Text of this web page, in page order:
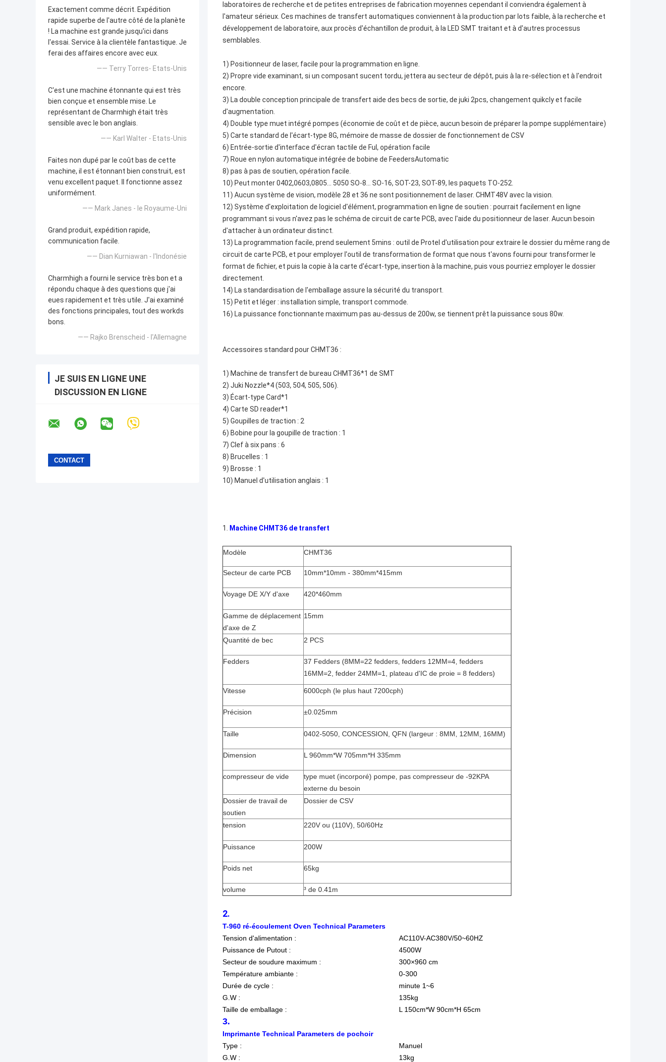
Exactement comme décrit. Expédition
rapide superbe de l'autre côté de la planète
! La machine est grande jusqu'ici dans
l'essai. Service à la clientèle fantastique. Je
ferai des affaires encore avec eux.
—— Terry Torres- Etats-Unis
C'est une machine étonnante qui est très
bien conçue et ensemble mise. Le
représentant de Charmhigh était très
sensible avec le bon anglais.
—— Karl Walter - Etats-Unis
Faites non dupé par le coût bas de cette
machine, il est étonnant bien construit, est
venu excellent paquet. Il fonctionne assez
uniformément.
—— Mark Janes - le Royaume-Uni
Grand produit, expédition rapide,
communication facile.
—— Dian Kurniawan - l'Indonésie
Charmhigh a fourni le service très bon et a
répondu chaque à des questions que j'ai
eues rapidement et très utile. J'ai examiné
des fonctions principales, tout des workds
bons.
—— Rajko Brenscheid - l'Allemagne
JE SUIS EN LIGNE UNE
DISCUSSION EN LIGNE
laboratoires de recherche et de petites entreprises de fabrication moyennes cependant il conviendra également à
l'amateur sérieux. Ces machines de transfert automatiques conviennent à la production par lots faible, à la recherche et
développement de laboratoire, aux procès d'échantillon de produit, à la LED SMT traitant et à d'autres processus
semblables.
1) Positionneur de laser, facile pour la programmation en ligne.
2) Propre vide examinant, si un composant sucent tordu, jettera au secteur de dépôt, puis à la re-sélection et à l'endroit
encore.
3) La double conception principale de transfert aide des becs de sortie, de juki 2pcs, changement quikcly et facile
d'augmentation.
4) Double type muet intégré pompes (économie de coût et de pièce, aucun besoin de préparer la pompe supplémentaire)
5) Carte standard de l'écart-type 8G, mémoire de masse de dossier de fonctionnement de CSV
6) Entrée-sortie d'interface d'écran tactile de Ful, opération facile
7) Roue en nylon automatique intégrée de bobine de FeedersAutomatic
8) pas à pas de soutien, opération facile.
10) Peut monter 0402,0603,0805… 5050 SO-8… SO-16, SOT-23, SOT-89, les paquets TO-252.
11) Aucun système de vision, modèle 28 et 36 ne sont positionnement de laser. CHMT48V avec la vision.
12) Système d'exploitation de logiciel d'élément, programmation en ligne de soutien : pourrait facilement en ligne
programmant si vous n'avez pas le schéma de circuit de carte PCB, avec l'aide du positionneur de laser. Aucun besoin
d'attacher à un ordinateur distinct.
13) La programmation facile, prend seulement 5mins : outil de Protel d'utilisation pour extraire le dossier du même rang de
circuit de carte PCB, et pour employer l'outil de transformation de format que nous t'avons fourni pour transformer le
format de fichier, et puis la copie à la carte d'écart-type, insertion à la machine, puis vous pourriez employer le dossier
directement.
14) La standardisation de l'emballage assure la sécurité du transport.
15) Petit et léger : installation simple, transport commode.
16) La puissance fonctionnante maximum pas au-dessus de 200w, se tiennent prêt la puissance sous 80w.
Accessoires standard pour CHMT36 :
1) Machine de transfert de bureau CHMT36*1 de SMT
2) Juki Nozzle*4 (503, 504, 505, 506).
3) Écart-type Card*1
4) Carte SD reader*1
5) Goupilles de traction : 2
6) Bobine pour la goupille de traction : 1
7) Clef à six pans : 6
8) Brucelles : 1
9) Brosse : 1
10) Manuel d'utilisation anglais : 1
1. Machine CHMT36 de transfert
Modèle CHMT36
Secteur de carte PCB 10mm*10mm - 380mm*415mm
Voyage DE X/Y d'axe 420*460mm
Gamme de déplacement
d'axe de Z
15mm
Quantité de bec 2 PCS
Fedders
37 Fedders (8MM=22 fedders, fedders 12MM=4, fedders
16MM=2, fedder 24MM=1, plateau d'IC de proie = 8 fedders)
Vitesse 6000cph (le plus haut 7200cph)
Précision ±0.025mm
Taille 0402-5050, CONCESSION, QFN (largeur : 8MM, 12MM, 16MM)
Dimension L 960mm*W 705mm*H 335mm
compresseur de vide
type muet (incorporé) pompe, pas compresseur de -92KPA
externe du besoin
Dossier de travail de
soutien
Dossier de CSV
tension 220V ou (110V), 50/60Hz
Puissance 200W
Poids net 65kg
volume ³ de 0.41m
2.
T-960 ré-écoulement Oven Technical Parameters
Tension d'alimentation :
AC110V-AC380V/50~60HZ
Puissance de Putout :
4500W
Secteur de soudure maximum :
300×960 cm
Température ambiante :
0-300
Durée de cycle :
minute 1~6
G.W :
135kg
Taille de emballage :
L 150cm*W 90cm*H 65cm
3.
Imprimante Technical Parameters de pochoir
Type :
Manuel
G.W :
13kg